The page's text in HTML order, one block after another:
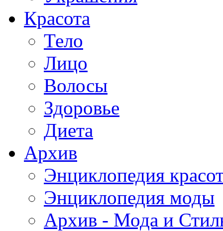
Красота
Тело
Лицо
Волосы
Здоровье
Диета
Архив
Энциклопедия
Энциклопедия моды
Архив - Мода и